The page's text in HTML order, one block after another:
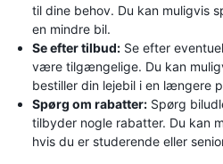
til dine behov. Du kan muligvis
en mindre bil.
Se efter tilbud: Se efter
være tilgængelige. Du kan
bestiller din lejebil i en længere
Spørg om rabatter: Spørg
tilbyder nogle rabatter. Du kan
hvis du er studerende eller